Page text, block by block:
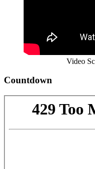
Video
Countdown